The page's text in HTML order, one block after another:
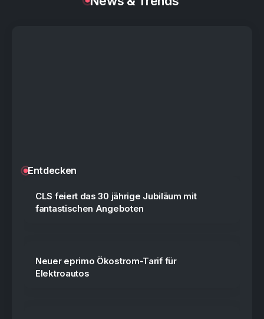
Entdecken
CLS feiert das 30 jährige Jubiläum mit
fantastischen Angeboten
Neuer eprimo Ökostrom-Tarif für
Elektroautos